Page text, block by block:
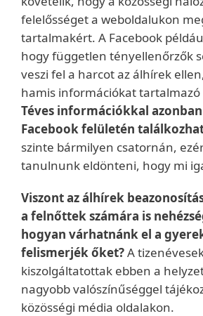
felelősséget a weboldalukon
tartalmakért. A Facebook
hogy független tényellenőrzők
veszi fel a harcot az álhírek
hamis információkat tartalmazó
Téves információkkal
Facebook felületén
szinte bármilyen csatornán,
tanulnunk eldönteni, hogy mi
Viszont az álhírek
a felnőttek számára is
hogyan várhatnánk el a
felismerjék őket?A
kiszolgáltatottak ebben a
nagyobb valószínűséggel
közösségi média oldalakon.